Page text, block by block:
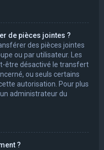
de pièces jointes ?
des pièces jointes
ou par utilisateur. Les
être désactivé le transfert
ou seuls certains
autorisation. Pour plus
administrateur du
?